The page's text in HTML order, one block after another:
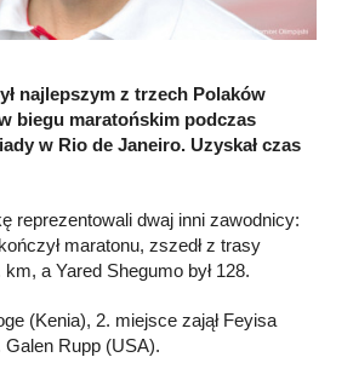
najlepszym z trzech Polaków
biegu maratońskim podczas
w Rio de Janeiro. Uzyskał czas
reprezentowali dwaj inni zawodnicy:
maratonu, zszedł z trasy
a Yared Shegumo był 128.
(Kenia), 2. miejsce zajął Feyisa
Galen Rupp (USA).